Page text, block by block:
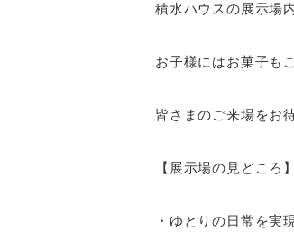
積水ハウスの展示場
お子様にはお菓子も
皆さまのご来場をお
【展示場の見どころ】
・ゆとりの日常を実